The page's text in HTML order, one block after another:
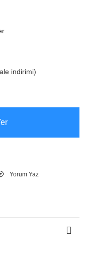
indirimi)
Yorum Yaz